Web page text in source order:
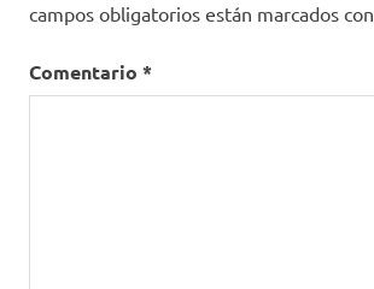
campos obligatorios están marcados con
Comentario *